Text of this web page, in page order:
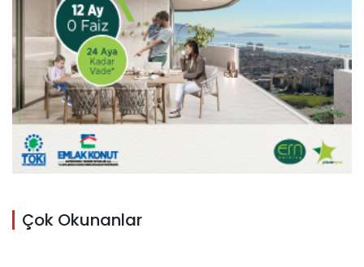
Çok Okunanlar